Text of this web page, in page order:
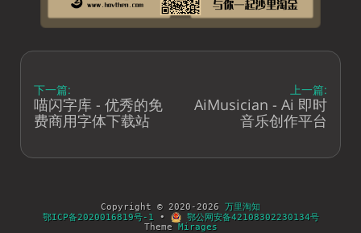
下一篇:
喵闪字库 - 优秀的免
费商用字体下载站
上一篇:
AiMusician - Ai 即时
音乐创作平台
Copyright © 2020-2026 万里淘知
鄂ICP备2020016819号-1 •
鄂公网安备42108302230134号
Theme Mirages